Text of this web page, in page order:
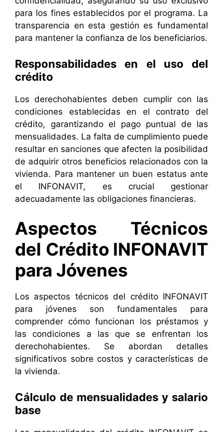
para los fines establecidos por el programa. La
transparencia en esta gestión es fundamental
para mantener la confianza de los beneficiarios.
Responsabilidades en el uso del
crédito
Los derechohabientes deben cumplir con las
condiciones establecidas en el contrato del
crédito, garantizando el pago puntual de las
mensualidades. La falta de cumplimiento puede
resultar en sanciones que afecten la posibilidad
de adquirir otros beneficios relacionados con la
vivienda. Para mantener un buen estatus ante
el INFONAVIT, es crucial gestionar
adecuadamente las obligaciones financieras.
Aspectos Técnicos
del Crédito INFONAVIT
para Jóvenes
Los aspectos técnicos del crédito INFONAVIT
para jóvenes son fundamentales para
comprender cómo funcionan los préstamos y
las condiciones a las que se enfrentan los
derechohabientes. Se abordan detalles
significativos sobre costos y características de
la vivienda.
Cálculo de mensualidades y salario
base